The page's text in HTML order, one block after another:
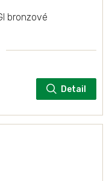
bronzové
Detail